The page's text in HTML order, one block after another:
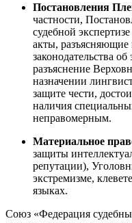
Постановления
частности,
судебной
акты,
законодательства
разъяснение
назначении
защите чести,
наличия
неправомерным.
Материальное
защиты
репутации),
экстремизме,
языках.
Союз «Федерация